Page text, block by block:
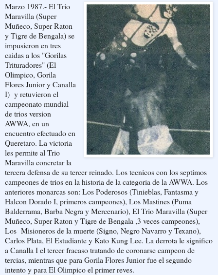
Marzo 1987.- El Trio
Maravilla (Super
Muñeco, Super Raton
y Tigre de Bengala) se
impusieron en tres
caidas a los "Gorilas
Trituradores" (El
Olimpico, Gorila
Flores Junior y Canalla
I) y retuvieron el
campeonato mundial
de trios version
AWWA, en un
encuentro efectuado en
Queretaro. La victoria
les permite al Trio
Maravilla concretar la
tercera defensa de su tercer reinado. Los tecnicos con los septimos
campeones de trios en la historia de la categoria de la AWWA. Los
anteriores monarcas son: Los Poderosos (Tinieblas, Fantasma y
Halcon Dorado I, primeros campeones), Los Mastines (Puma
Balderrama, Barba Negra y Mercenario), El Trio Maravilla (Super
Muñeco, Super Raton y Tigre de Bengala ,3 veces campeones),
Los Misioneros de la muerte (Signo, Negro Navarro y Texano),
Carlos Plata, El Estudiante y Kato Kung Lee. La derrota le significo
a Canalla I el tercer fracaso tratando de coronarse campeon de
tercias, mientras que para Gorila Flores Junior fue el segundo
intento y para El Olimpico el primer reves.